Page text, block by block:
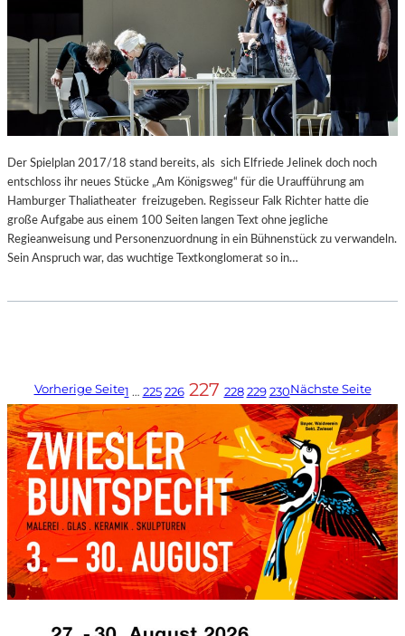
Der Spielplan 2017/18 stand bereits, als sich Elfriede Jelinek doch noch
entschloss ihr neues Stücke „Am Königsweg“ für die Uraufführung am
Hamburger Thaliatheater freizugeben. Regisseur Falk Richter hatte die
große Aufgabe aus einem 100 Seiten langen Text ohne jegliche
Regieanweisung und Personenzuordnung in ein Bühnenstück zu verwandeln.
Sein Anspruch war, das wuchtige Textkonglomerat so in…
Vorherige Seite1 … 225 226 227 228 229 230Nächste Seite